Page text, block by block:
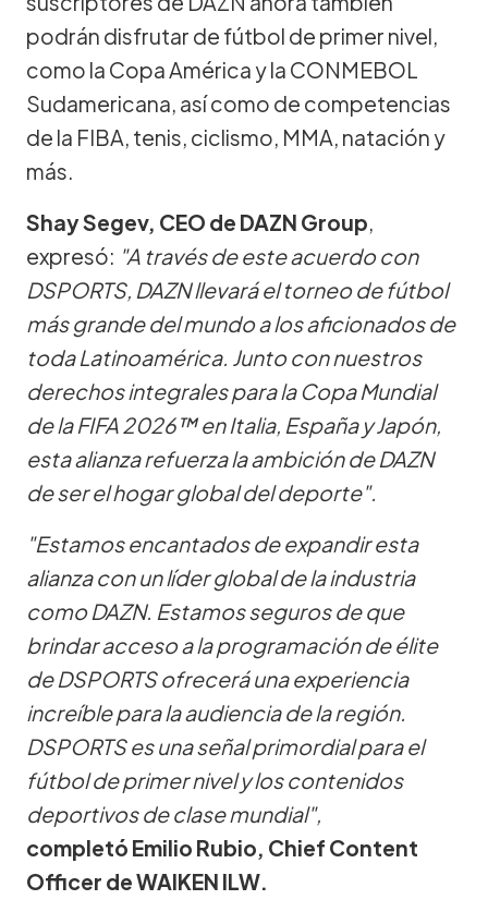
podrán disfrutar de fútbol de primer nivel,
como la Copa América y la CONMEBOL
Sudamericana, así como de competencias
de la FIBA, tenis, ciclismo, MMA, natación y
más.
Shay Segev, CEO de DAZN Group,
expresó: "A través de este acuerdo con
DSPORTS, DAZN llevará el torneo de fútbol
más grande del mundo a los aficionados de
toda Latinoamérica. Junto con nuestros
derechos integrales para la Copa Mundial
de la FIFA 2026™ en Italia, España y Japón,
esta alianza refuerza la ambición de DAZN
de ser el hogar global del deporte".
"Estamos encantados de expandir esta
alianza con un líder global de la industria
como DAZN. Estamos seguros de que
brindar acceso a la programación de élite
de DSPORTS ofrecerá una experiencia
increíble para la audiencia de la región.
DSPORTS es una señal primordial para el
fútbol de primer nivel y los contenidos
deportivos de clase mundial",
completó Emilio Rubio, Chief Content
Officer de WAIKEN ILW.